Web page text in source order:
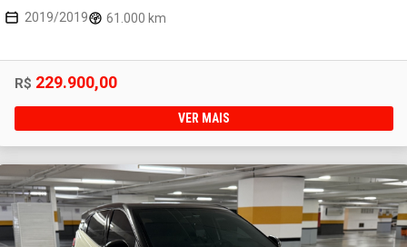
2019/2019 61.000 km
R$ 229.900,00
VER MAIS